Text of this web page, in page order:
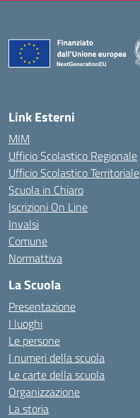
Link Esterni
MIM
Ufficio Scolastico Regionale
Ufficio Scolastico Territoriale
Scuola in Chiaro
Iscrizioni On Line
Invalsi
Comune
Normattiva
La Scuola
Presentazione
I luoghi
Le persone
I numeri della scuola
Le carte della scuola
Organizzazione
La storia